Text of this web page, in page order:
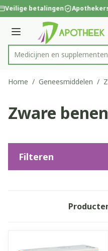
Ga naar de inhoud
1 van 1
Veilige betalingen
Menu
Product, merk,
Medici
Home / Geneesmiddelen /
Zware benen
Filteren